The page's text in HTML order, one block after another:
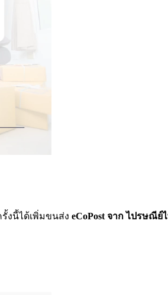
งนี้ได้เพิ่มขนส่ง eCoPost จาก ไปรษณีย์